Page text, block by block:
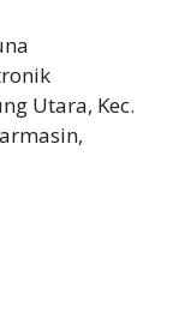
Utara, Kec.